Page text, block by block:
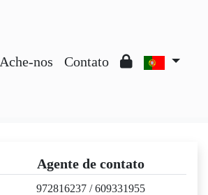
Ache-nos Contato
Agente de contato
972816237 /609331955